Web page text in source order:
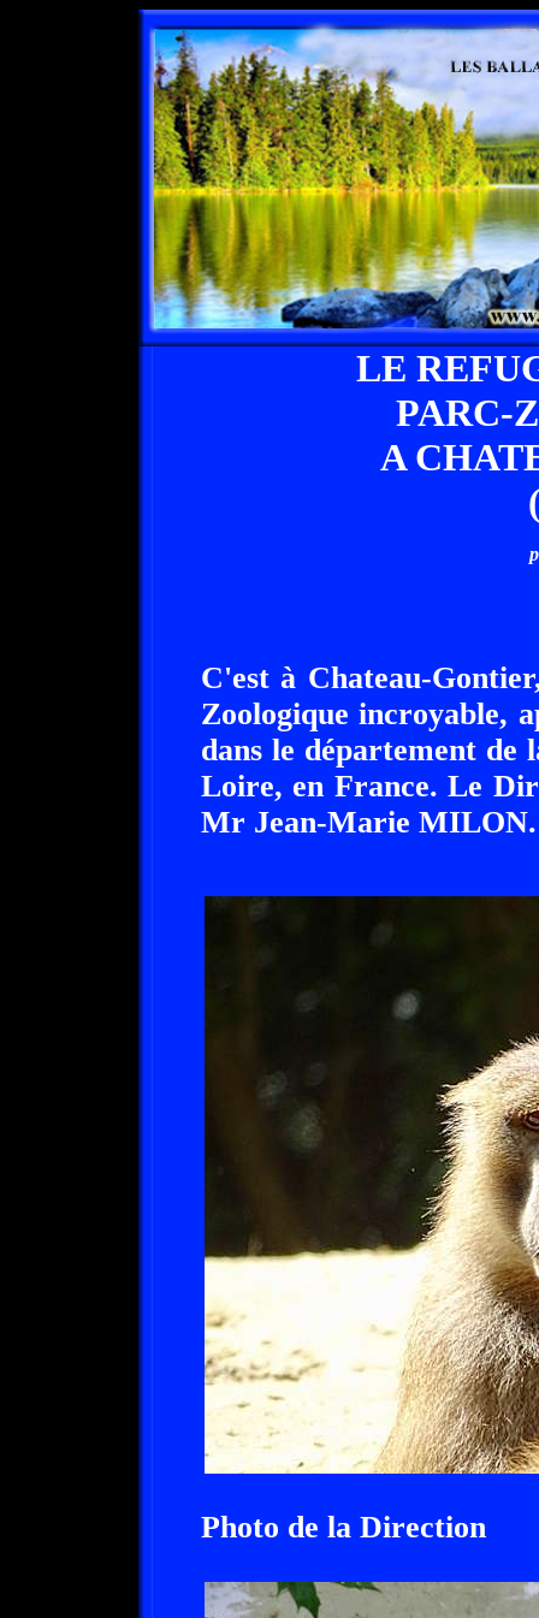
LE
PARC-
A
C'est à Chateau-
Zoologique incroyable,
dans le département de
Loire, en France. Le
Mr Jean-Marie MILON.
Photo de la Direction